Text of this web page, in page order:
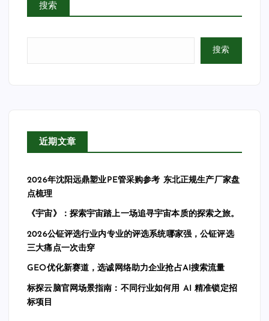
搜索
搜索
近期文章
2026年沈阳远鼎塑业PE管采购参考 东北正规生产厂家盘
点梳理
《宇宙》：探索宇宙踏上一场追寻宇宙本质的探索之旅。
2026公钲评选行业内专业的评选系统哪家强，公钲评选
三大痛点一次击穿
GEO优化新赛道，选诚网络助力企业抢占AI搜索流量
标探云脑官网场景指南：不同行业如何用 AI 精准锁定招
标项目